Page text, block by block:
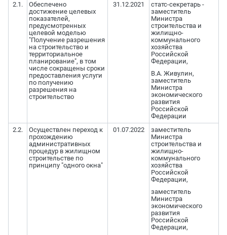
2.1.
Обеспечено
достижение целевых
показателей,
предусмотренных
целевой моделью
"Получение разрешения
на строительство и
территориальное
планирование", в том
числе сокращены сроки
предоставления услуги
по получению
разрешения на
строительство
31.12.2021
статс-секретарь -
заместитель
Министра
строительства и
жилищно-
коммунального
хозяйства
Российской
Федерации,
В.А. Живулин,
заместитель
Министра
экономического
развития
Российской
Федерации
2.2.
Осуществлен переход к
прохождению
административных
процедур в жилищном
строительстве по
принципу "одного окна"
01.07.2022
заместитель
Министра
строительства и
жилищно-
коммунального
хозяйства
Российской
Федерации,
заместитель
Министра
экономического
развития
Российской
Федерации,